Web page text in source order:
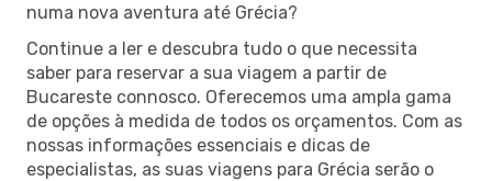
numa nova aventura até Grécia?
Continue a ler e descubra tudo o que necessita
saber para reservar a sua viagem a partir de
Bucareste connosco. Oferecemos uma ampla gama
de opções à medida de todos os orçamentos. Com as
nossas informações essenciais e dicas de
especialistas, as suas viagens para Grécia serão o